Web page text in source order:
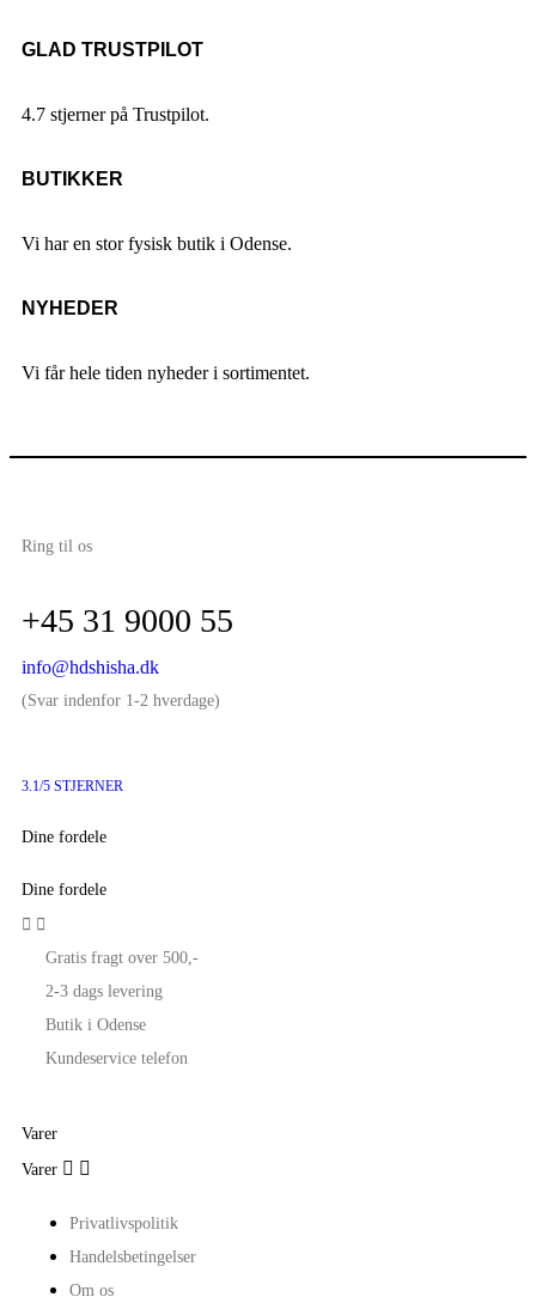
GLAD TRUSTPILOT
4.7 stjerner på Trustpilot.
BUTIKKER
Vi har en stor fysisk butik i Odense.
NYHEDER
Vi får hele tiden nyheder i sortimentet.
Ring til os
+45 31 9000 55
info@hdshisha.dk
(Svar indenfor 1-2 hverdage)
3.1/5 STJERNER
Dine fordele
Dine fordele
 
Gratis fragt over 500,-
2-3 dags levering
Butik i Odense
Kundeservice telefon
Varer
Varer  
Privatlivspolitik
Handelsbetingelser
Om os